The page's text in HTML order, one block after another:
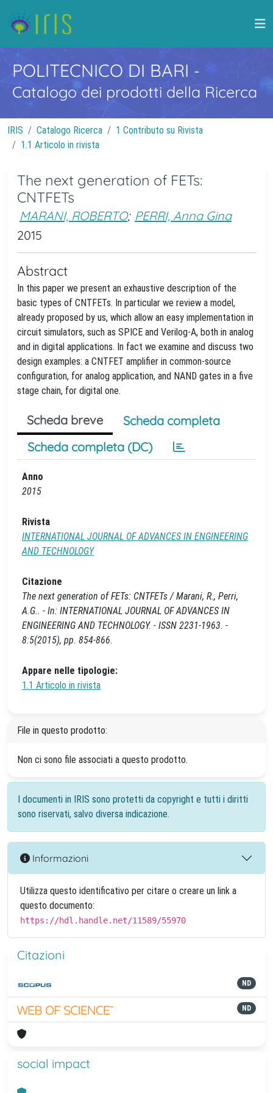
POLITECNICO DI BARI -
Catalogo dei prodotti della Ricerca
IRIS Catalogo Ricerca
1 Contributo su Rivista
1.1 Articolo in rivista
The next generation of FETs:
CNTFETs
MARANI, ROBERTO; PERRI, Anna Gina
2015
Abstract
In this paper we present an exhaustive description of the
basic types of CNTFETs. In particular we review a model,
already proposed by us, which allow an easy implementation in
circuit simulators, such as SPICE and Verilog-A, both in analog
and in digital applications. In fact we examine and discuss two
design examples: a CNTFET amplifier in common-source
configuration, for analog application, and NAND gates in a five
stage chain, for digital one.
Scheda breve
Scheda completa
Scheda completa (DC)
Anno
2015
Rivista
INTERNATIONAL JOURNAL OF ADVANCES IN ENGINEERING
AND TECHNOLOGY
Citazione
The next generation of FETs: CNTFETs / Marani, R., Perri,
A.G.. - In: INTERNATIONAL JOURNAL OF ADVANCES IN
ENGINEERING AND TECHNOLOGY. - ISSN 2231-1963. -
8:5(2015), pp. 854-866.
Appare nelle tipologie:
1.1 Articolo in rivista
File in questo prodotto:
Non ci sono file associati a questo prodotto.
I documenti in IRIS sono protetti da copyright e tutti i diritti
sono riservati, salvo diversa indicazione.
Informazioni
Utilizza questo identificativo per citare o creare un link a
questo documento:
https://hdl.handle.net/11589/55970
Citazioni
ND
ND
social impact